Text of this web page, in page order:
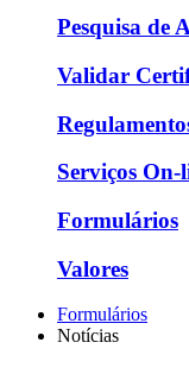
Pesquisa de
Validar
Serviços On-
Formulários
Valores
Formulários
Notícias